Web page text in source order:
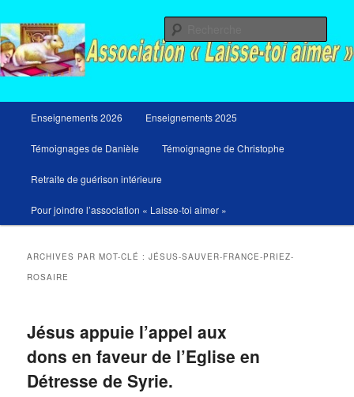
au
contenu
principal
au
contenu
secondaire
principal
Enseignements 2026 Enseignements 2025
Témoignages de Danièle Témoignagne de Christophe
Retraite de guérison intérieure
Pour joindre l’association « Laisse-toi aimer »
ARCHIVES PAR MOT-CLÉ :JÉSUS-SAUVER-FRANCE-PRIEZ-
ROSAIRE
Jésus appuie l’appel aux
dons en faveur de l’Eglise en
Détresse de Syrie.